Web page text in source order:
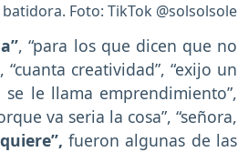
Foto: TikTok @solsolsole
, “para los que dicen que no
creatividad”, “exijo un
le llama emprendimiento”,
va seria la cosa”, “señora,
fueron algunas de las